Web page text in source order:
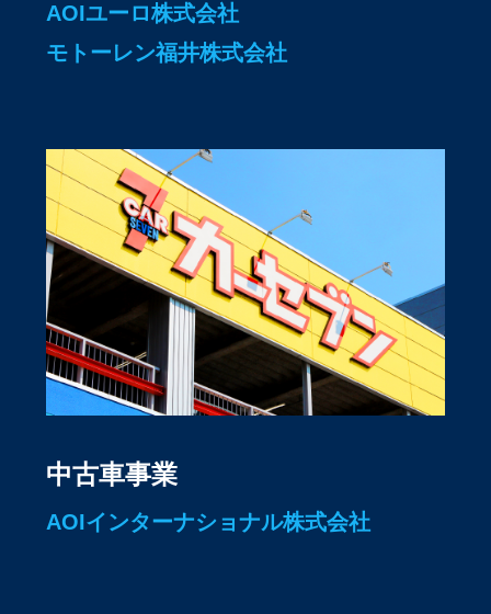
AOIユーロ株式会社
モトーレン福井株式会社
中古車事業
AOIインターナショナル株式会社